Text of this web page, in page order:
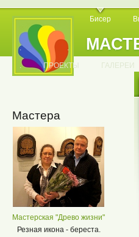
Бисер
. . . . .
. ПРОЕКТЫ ГАЛЕРЕИ
Мастера
Мастерская "Древо жизни"
Резная икона - береста.